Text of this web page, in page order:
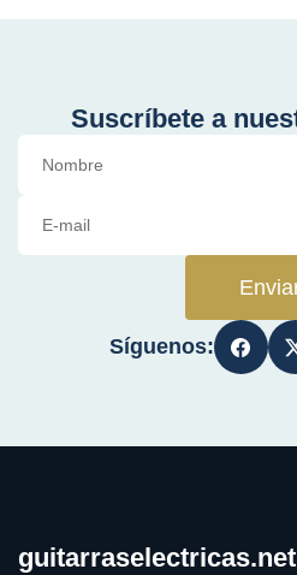
Suscríbete a
Síguenos:
guitarraselectricas.net